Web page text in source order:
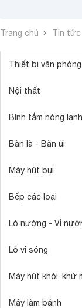
Trang chủ Tin tức
Thiết bị văn phòng
Nội thất
Bình tắm nóng lạnh
Bàn là - Bàn ủi
Máy hút bụi
Bếp các loại
Lò nướng - Vỉ
Lò vi sóng
Máy hút khói, khử
Máy làm bánh